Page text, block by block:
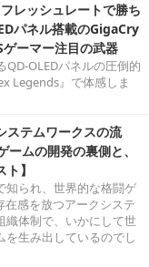
レッシュレートで勝ち
パネル搭載のGigaCry
ーマー注目の武器
QD-OLEDパネルの圧倒的
Legends』で体感しま
ステムワークスの流
ムの開発の裏側と、
】
知られ、世界的な格闘ゲ
在感を放つアークシステ
織体制で、いかにして世
生み出しているのでし